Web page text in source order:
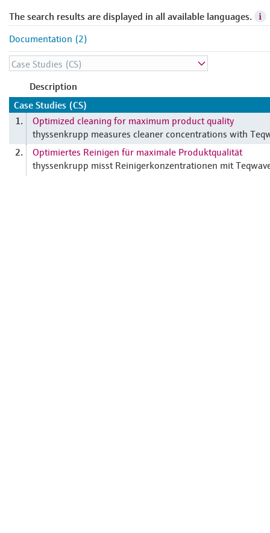
The search results are displayed in all available languages.
Documentation (2)
Description
Case Studies (CS)
1.
Optimized cleaning for maximum product quality
thyssenkrupp measures cleaner concentrations with
2.
Optimiertes Reinigen für maximale Produktqualität
thyssenkrupp misst Reinigerkonzentrationen mit